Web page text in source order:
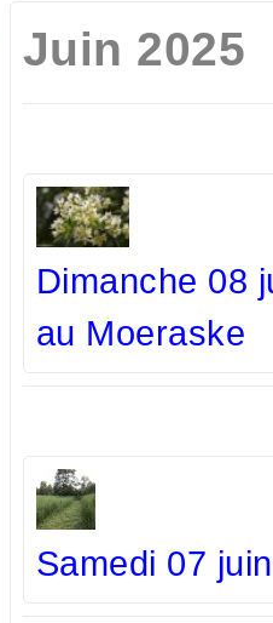
Juin 2025
Dimanche 08
au Moeraske
Samedi 07